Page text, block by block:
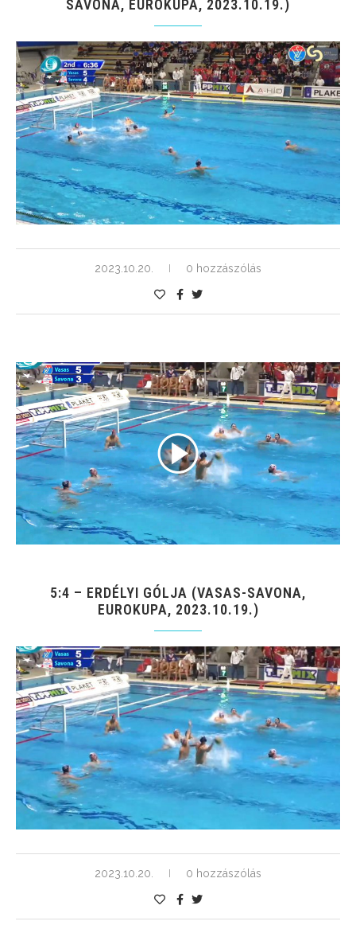
SAVONA, EUROKUPA, 2023.10.19.)
2023.10.20. 0 hozzászólás
5:4 – ERDÉLYI GÓLJA (VASAS-SAVONA,
EUROKUPA, 2023.10.19.)
2023.10.20. 0 hozzászólás